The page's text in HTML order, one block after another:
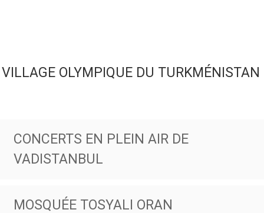
VILLAGE OLYMPIQUE DU TURKMÉNISTAN
CONCERTS EN PLEIN AIR DE
VADISTANBUL
MOSQUÉE TOSYALI ORAN